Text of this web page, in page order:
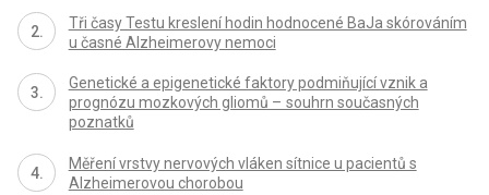
Tři časy Testu kreslení hodin hodnocené BaJa skórováním
u časné Alzheimerovy nemoci
Genetické a epigenetické faktory podmiňující vznik a
prognózu mozkových gliomů – souhrn současných
poznatků
Měření vrstvy nervových vláken sítnice u pacientů s
Alzheimerovou chorobou